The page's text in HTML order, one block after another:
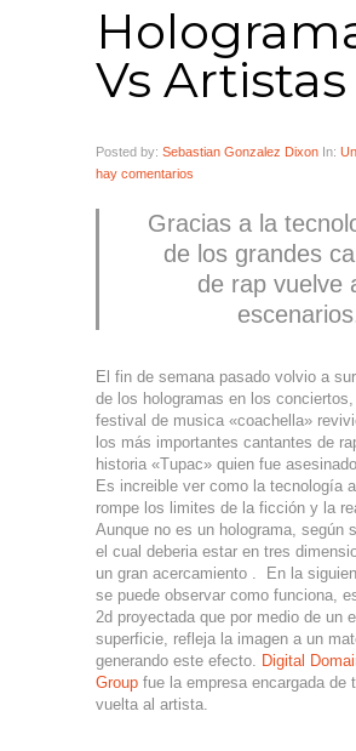
Vs Artistas
Posted by: Sebastian Gonzalez Dixon In:
hay comentarios
Gracias a la
de los grandes
de rap vuelve
El fin de semana pasado volvio a
de los hologramas en los
festival de musica «coachella»
los más importantes cantantes de
historia «Tupac» quien fue
Es increible ver como la tecnología
rompe los limites de la ficción y la
Aunque no es un holograma, según
el cual deberia estar en tres
un gran acercamiento . En la
se puede observar como funciona,
2d proyectada que por medio de un
superficie, refleja la imagen a un
generando este efecto. Digital
Group fue la empresa encargada de
vuelta al artista.